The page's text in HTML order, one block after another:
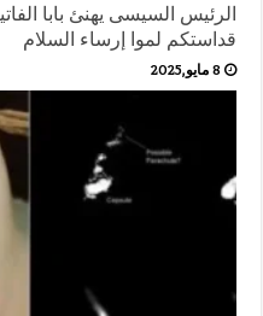
الرئيس السيسى يهنئ بابا
قداستكم لموا إرساء السلام
8 مايو,2025